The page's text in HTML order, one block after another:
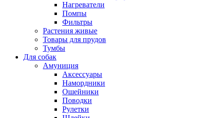
Нагреватели
Помпы
Фильтры
Растения живые
Товары для прудов
Тумбы
Для собак
Амуниция
Аксессуары
Намордники
Ошейники
Поводки
Рулетки